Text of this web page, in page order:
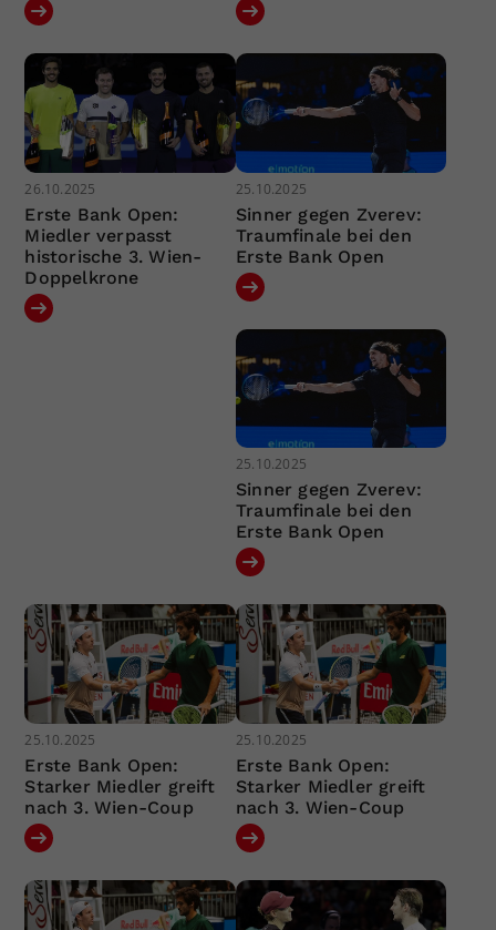
26.10.2025
Erste Bank Open:
Miedler verpasst
historische 3. Wien-
Doppelkrone
25.10.2025
Sinner gegen Zverev:
Traumfinale bei den
Erste Bank Open
25.10.2025
Sinner gegen Zverev:
Traumfinale bei den
Erste Bank Open
25.10.2025
Erste Bank Open:
Starker Miedler greift
nach 3. Wien-Coup
25.10.2025
Erste Bank Open:
Starker Miedler greift
nach 3. Wien-Coup